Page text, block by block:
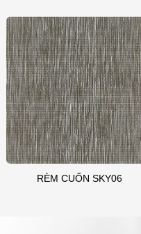
RÈM CUỐN SKY06